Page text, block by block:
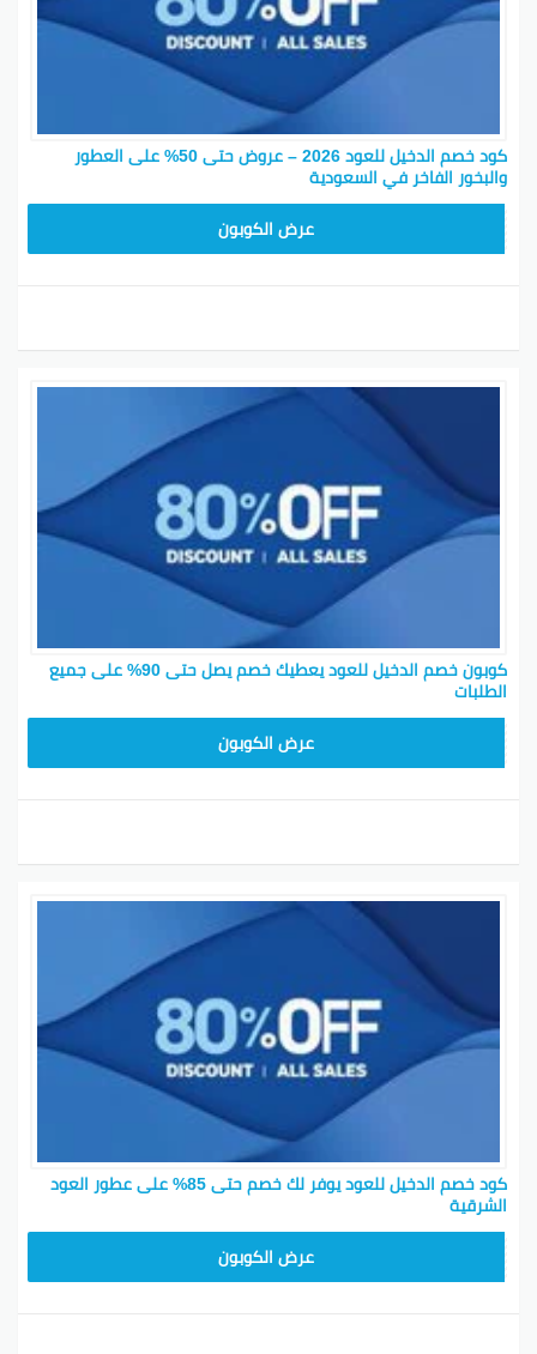
كود خصم الدخيل للعود 2026 – عروض حتى 50% على العطور
والبخور الفاخر في السعودية
عرض الكوبون
كوبون خصم الدخيل للعود يعطيك خصم يصل حتى 90% على جميع
الطلبات
عرض الكوبون
كود خصم الدخيل للعود يوفر لك خصم حتى 85% على عطور العود
الشرقية
عرض الكوبون